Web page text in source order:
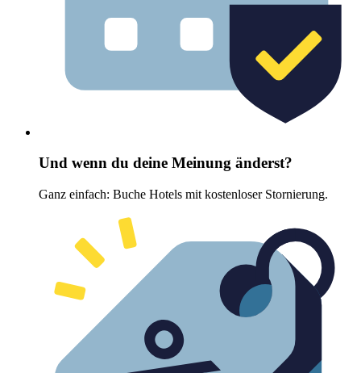
Und wenn du deine Meinung änderst?
Ganz einfach: Buche Hotels mit kostenloser Stornierung.